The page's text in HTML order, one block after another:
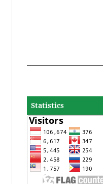
Statistics